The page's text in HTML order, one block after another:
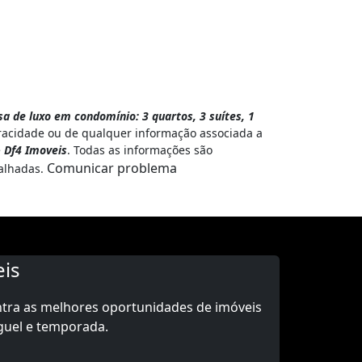
de luxo em condomínio: 3 quartos, 3 suítes, 1
ou de qualquer informação associada a
Df4 Imoveis. Todas as informações são
Comunicar problema
as melhores oportunidades de imóveis
e temporada.